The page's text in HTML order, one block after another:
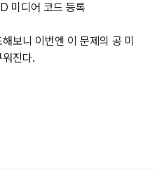
미디어 코드 등록
보니 이번엔 이 문제의 공 미
진다.